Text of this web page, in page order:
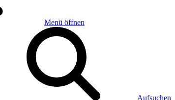
Menü öffnen
Aufsuchen